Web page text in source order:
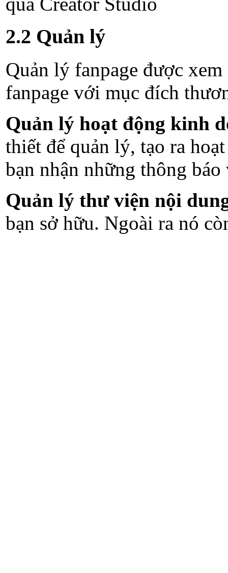
2.2 Quản lý
Quản lý fanpage được
fanpage với mục đích
Quản lý hoạt động kinh
thiết để quản lý, tạo ra
bạn nhận những thông
Quản lý thư viện nội
bạn sở hữu. Ngoài ra nó